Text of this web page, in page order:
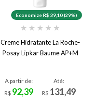
Economize R$ 39,10 (29%)
★ ★ ★ ★ ★
Creme Hidratante La Roche-
Posay Lipkar Baume AP+M
A partir de:
R$ 92,39
Até:
R$ 131,49